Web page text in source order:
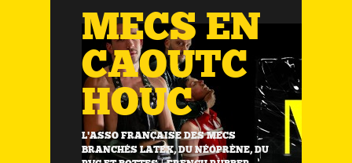
MECS EN
CAOUTC
HOUC
L'ASSO FRANÇAISE DES MECS
BRANCHÉS LATEX, DU NÉOPRÈNE, DU